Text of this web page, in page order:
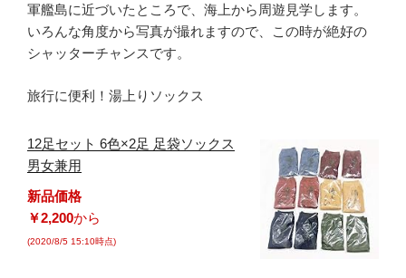
軍艦島に近づいたところで、海上から周遊見学します。
いろんな角度から写真が撮れますので、この時が絶好の
シャッターチャンスです。
旅行に便利！湯上りソックス
12足セット 6色×2足 足袋ソックス
男女兼用
新品価格
￥2,200から
(2020/8/5 15:10時点)